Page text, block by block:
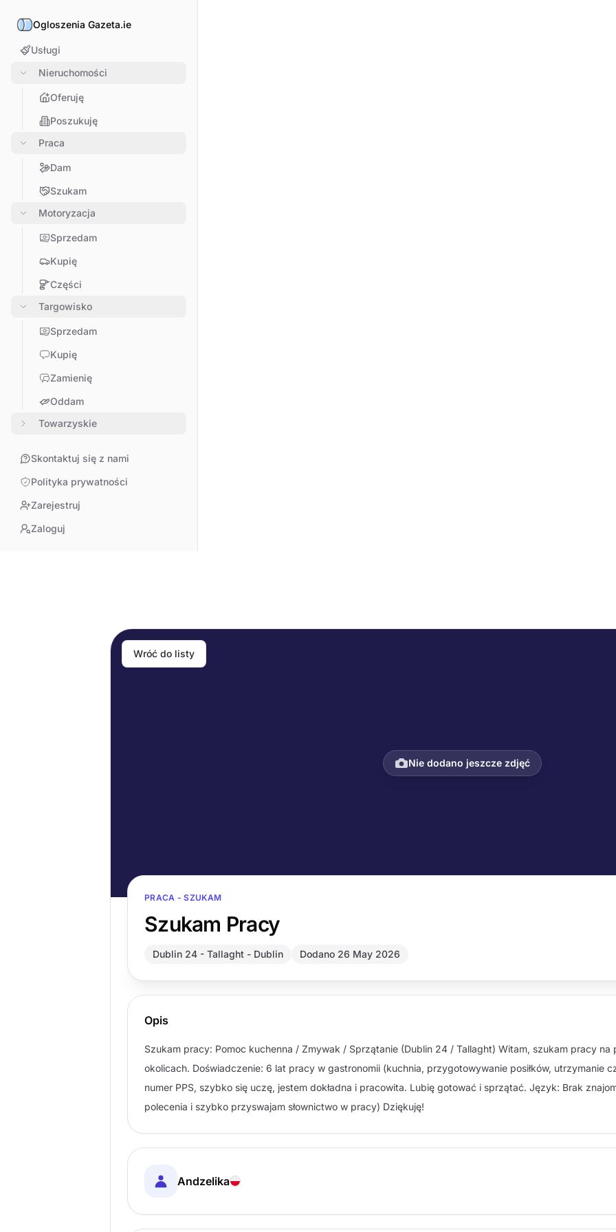
Ogloszenia Gazeta.ie
Usługi
Nieruchomości
Oferuję
Poszukuję
Praca
Dam
Szukam
Motoryzacja
Sprzedam
Kupię
Części
Targowisko
Sprzedam
Kupię
Zamienię
Oddam
Towarzyskie
Skontaktuj się z nami
Polityka prywatności
Zarejestruj
Zaloguj
Nie dodano jeszcze zdjęć
Wróć do listy
PRACA - SZUKAM
Szukam Pracy
Dublin 24 - Tallaght - Dublin Dodano 26 May 2026
Opis
Szukam pracy: Pomoc kuchenna / Zmywak / Sprzątanie (Dublin 24 / Tallaght) Witam, szukam pracy na
okolicach. Doświadczenie: 6 lat pracy w gastronomii (kuchnia, przygotowywanie posiłków, utrzymanie
numer PPS, szybko się uczę, jestem dokładna i pracowita. Lubię gotować i sprzątać. Język: Brak
polecenia i szybko przyswajam słownictwo w pracy) Dziękuję!
Andzelika